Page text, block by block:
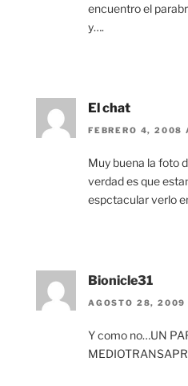
encuentro el
y….
El chat
FEBRERO 4, 2008
Muy buena la foto
verdad es que
espctacular verlo
Bionicle31
AGOSTO 28, 2009
Y como no…UN